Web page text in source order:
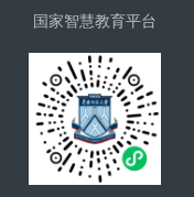
国家智慧教育平台